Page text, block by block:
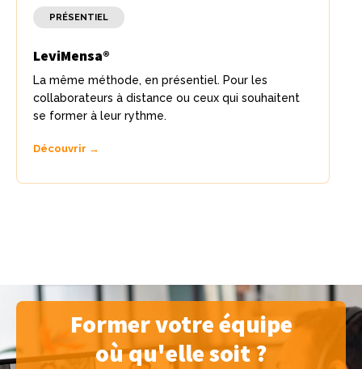
PRÉSENTIEL
LeviMensa®
La même méthode, en présentiel. Pour les
collaborateurs à distance ou ceux qui souhaitent
se former à leur rythme.
Découvrir →
Former votre équipe
où qu'elle soit ?